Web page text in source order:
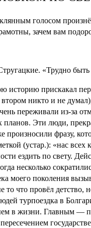
голосом
зачем вам
«Трудно
историю прискакал
никто и не
переживали из-за
планов. Эти люди,
произносили фразу,
(устар.): «нас всех
ездить по свету.
несколько
моего поколения
то что провёл детство,
турпоездка в
в жизни. Главным —